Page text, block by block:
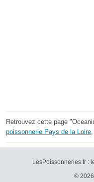
Retrouvez cette page
poissonnerie Pays de la Loire
LesPoissonneries.fr :
© 2026